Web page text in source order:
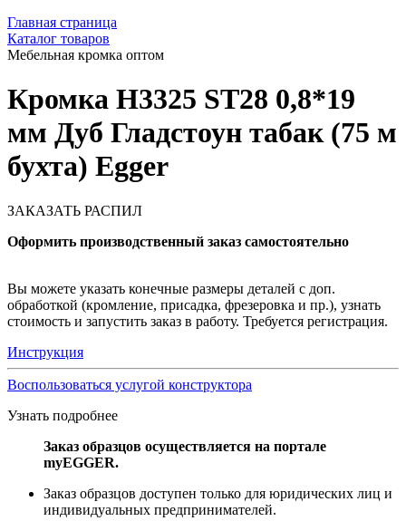
Главная страница
Каталог товаров
Мебельная кромка оптом
Кромка H3325 ST28 0,8*19
мм Дуб Гладстоун табак (75 м
бухта) Egger
ЗАКАЗАТЬ РАСПИЛ
Оформить производственный заказ самостоятельно
Вы можете указать конечные размеры деталей с доп.
обработкой (кромление, присадка, фрезеровка и пр.), узнать
стоимость и запустить заказ в работу. Требуется регистрация.
Инструкция
Воспользоваться услугой конструктора
Узнать подробнее
Заказ образцов осуществляется на портале
myEGGER.
Заказ образцов доступен только для юридических лиц и
индивидуальных предпринимателей.